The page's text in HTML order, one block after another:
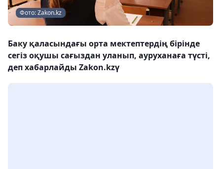
Фото: Zakon.kz
Баку қаласындағы орта мектептердің бірінде
сегіз оқушы сағыздан уланып, ауруханаға түсті,
деп хабарлайды Zakon.kzү